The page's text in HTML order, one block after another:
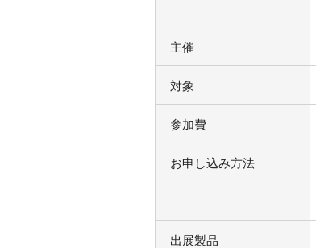
主催
対象
参加費
お申し込み方法
出展製品